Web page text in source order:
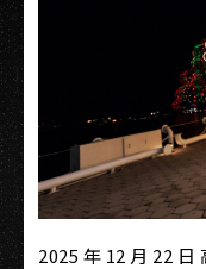
2025 年 12 月 22 日